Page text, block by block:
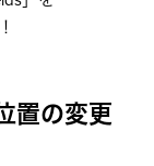
置の変更